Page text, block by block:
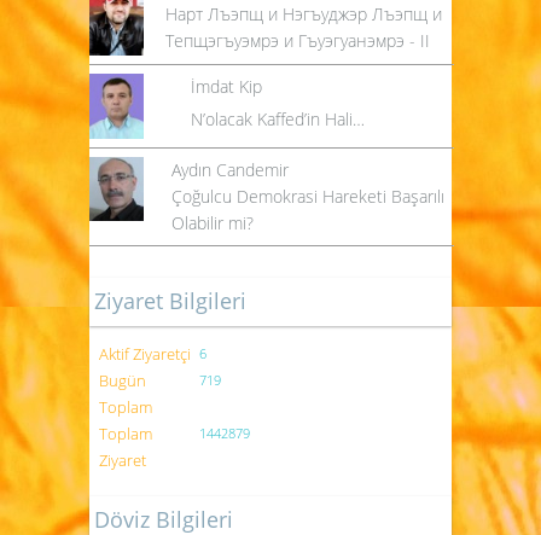
Нарт Лъэпщ и Нэгъуджэр Лъэпщ и
Тепщэгъуэмрэ и Гъуэгуанэмрэ - II
İmdat Kip
N’olacak Kaffed’in Hali…
Aydın Candemir
Çoğulcu Demokrasi Hareketi Başarılı
Olabilir mi?
Ziyaret Bilgileri
Aktif Ziyaretçi 6
Bugün
Toplam
719
Toplam
Ziyaret
1442879
Döviz Bilgileri